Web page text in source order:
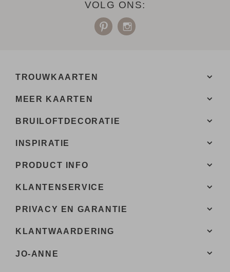
VOLG ONS:
TROUWKAARTEN
MEER KAARTEN
BRUILOFTDECORATIE
INSPIRATIE
PRODUCT INFO
KLANTENSERVICE
PRIVACY EN GARANTIE
KLANTWAARDERING
JO-ANNE